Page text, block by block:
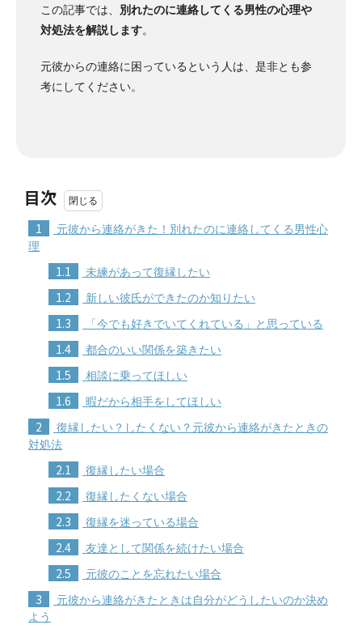
この記事では、 別れたのに連絡してくる男性の心理や
対処法を解説します。
元彼からの連絡に困っているという人は、是非とも参
考にしてください。
目次
1
元彼から連絡がきた！別れたのに連絡してくる男性心
理
1.1 未練があって復縁したい
1.2 新しい彼氏ができたのか知りたい
1.3 「今でも好きでいてくれている」と思っている
1.4 都合のいい関係を築きたい
1.5 相談に乗ってほしい
1.6 暇だから相手をしてほしい
2
復縁したい？したくない？元彼から連絡がきたときの
対処法
2.1 復縁したい場合
2.2 復縁したくない場合
2.3 復縁を迷っている場合
2.4 友達として関係を続けたい場合
2.5 元彼のことを忘れたい場合
3
元彼から連絡がきたときは自分がどうしたいのか決め
よう